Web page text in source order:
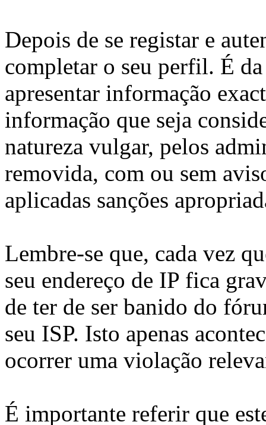
Depois de se registar e
completar o seu perfil. É
apresentar informação
informação que seja
natureza vulgar, pelos
removida, com ou sem
aplicadas sanções
Lembre-se que, cada vez
seu endereço de IP fica
de ter de ser banido do
seu ISP. Isto apenas
ocorrer uma violação
É importante referir que